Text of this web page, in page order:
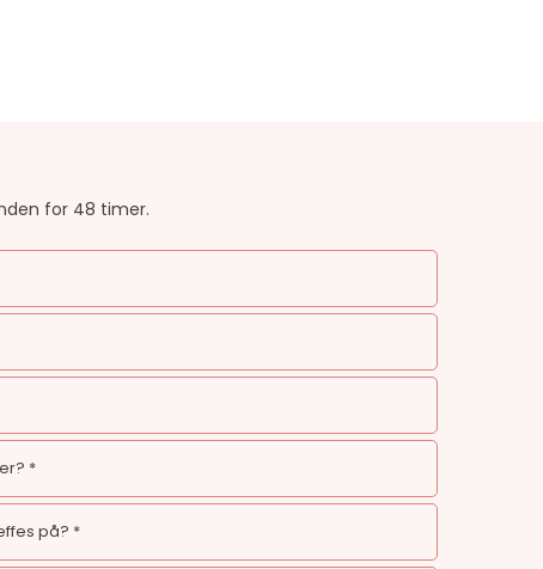
for 48 timer.​​